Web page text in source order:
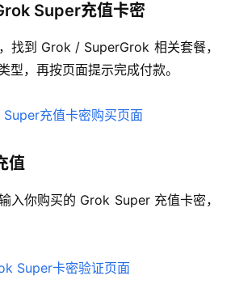
Super充值卡密
找到 Grok / SuperGrok 相关套餐，
型，再按页面提示完成付款。
值
入你购买的 Grok Super 充值卡密，